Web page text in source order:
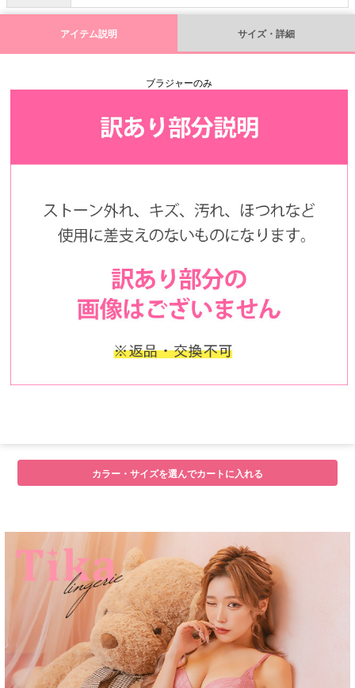
アイテム説明 サイズ・詳細
ブラジャーのみ
■注意事項
カラー・サイズを選んでカートに入れる